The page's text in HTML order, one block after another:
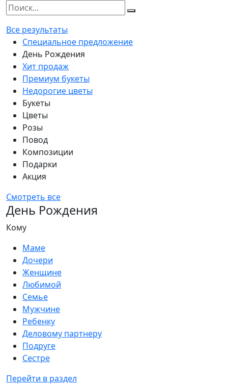
Все результаты
Специальное предложение
День Рождения
Хит продаж
Премиум букеты
Недорогие цветы
Букеты
Цветы
Розы
Повод
Композиции
Подарки
Акция
Смотреть все
День Рождения
Кому
Маме
Дочери
Женщине
Любимой
Семье
Мужчине
Ребенку
Деловому партнеру
Подруге
Сестре
Перейти в раздел